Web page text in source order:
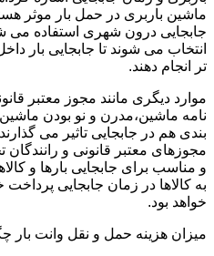
ماشین باربری در حمل بار موثر
جابجایی درون شهری استفاده می
انتخاب می شوند تا جابجایی بار
تر انجام دهند.
موارد دیگری مانند مجوز معتبر
نامه ماشین،مدرن و نو بودن ماشین
بندی هم در جابجایی تاثیر می
مجوزهای معتبر قانونی و
و مناسب برای جابجایی بارها و
به کالاها در زمان جابجایی
خواهد بود.
میزان هزینه حمل و نقل وانت بار